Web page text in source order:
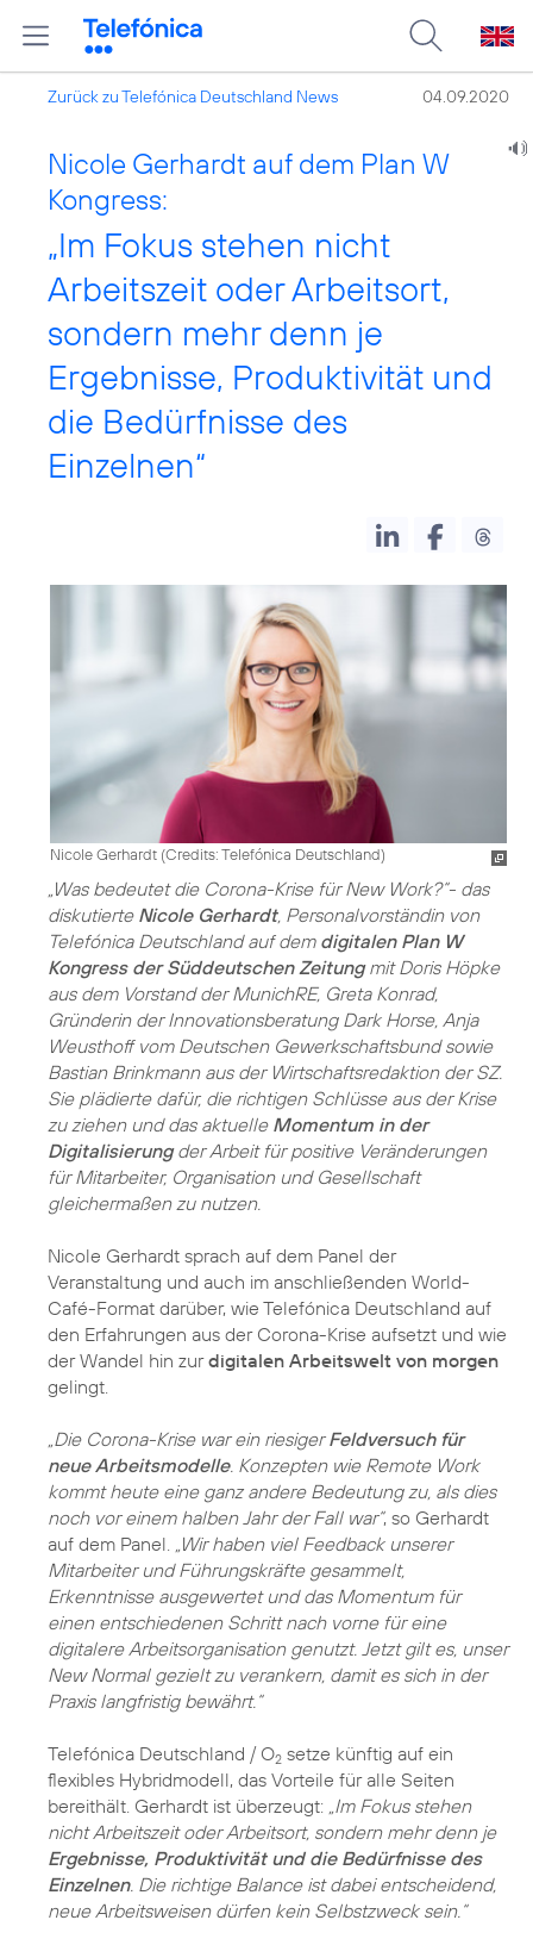
Zurück zu Telefónica Deutschland News 04.09.2020
Nicole Gerhardt auf dem Plan W
Kongress:
„Im Fokus stehen nicht
Arbeitszeit oder Arbeitsort,
sondern mehr denn je
Ergebnisse, Produktivität und
die Bedürfnisse des
Einzelnen“
Nicole Gerhardt (Credits: Telefónica Deutschland)
„Was bedeutet die Corona-Krise für New Work?“- das
diskutierteNicole Gerhardt, Personalvorständin von
Telefónica Deutschland auf dem digitalen Plan W
Kongress der Süddeutschen Zeitungmit Doris Höpke
aus dem Vorstand der MunichRE, Greta Konrad,
Gründerin der Innovationsberatung Dark Horse, Anja
Weusthoff vom Deutschen Gewerkschaftsbund sowie
Bastian Brinkmann aus der Wirtschaftsredaktion der SZ.
Sie plädierte dafür, die richtigen Schlüsse aus der Krise
zu ziehen und das aktuelle Momentum in der
Digitalisierungder Arbeit für positive Veränderungen
für Mitarbeiter, Organisation und Gesellschaft
gleichermaßen zu nutzen.
Nicole Gerhardt sprach auf dem Panel der
Veranstaltung und auch im anschließenden World-
Café-Format darüber, wie Telefónica Deutschland auf
den Erfahrungen aus der Corona-Krise aufsetzt und wie
der Wandel hin zurdigitalen Arbeitswelt von morgen
gelingt.
„Die Corona-Krise war ein riesigerFeldversuch für
neue Arbeitsmodelle. Konzepten wie Remote Work
kommt heute eine ganz andere Bedeutung zu, als dies
noch vor einem halben Jahr der Fall war“, so Gerhardt
auf dem Panel.
„Wir haben viel Feedback unserer
Mitarbeiter und Führungskräfte gesammelt,
Erkenntnisse ausgewertet und das Momentum für
einen entschiedenen Schritt nach vorne für eine
digitalere Arbeitsorganisation genutzt. Jetzt gilt es, unser
New Normal gezielt zu verankern, damit es sich in der
Praxis langfristig bewährt.“
Telefónica Deutschland / O2 setze künftig auf ein
flexibles Hybridmodell, das Vorteile für alle Seiten
bereithält. Gerhardt ist überzeugt: „Im Fokus stehen
nicht Arbeitszeit oder Arbeitsort, sondern mehr denn je
Ergebnisse, Produktivität und die Bedürfnisse des
Einzelnen. Die richtige Balance ist dabei entscheidend,
neue Arbeitsweisen dürfen kein Selbstzweck sein.“